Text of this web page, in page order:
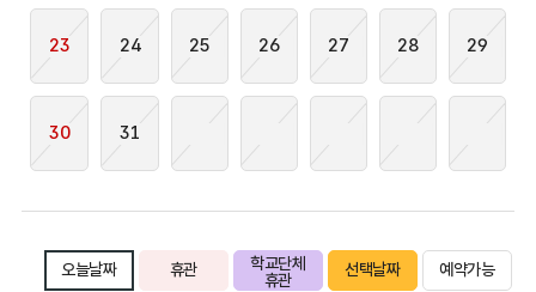
23 24 25 26 27 28 29
30 31
오늘날짜 휴관
학교단체
휴관
선택날짜 예약가능